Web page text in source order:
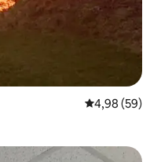
Gemiddelde
4,98 (59)